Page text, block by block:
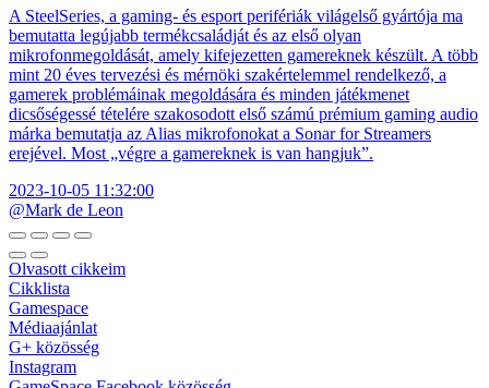
A SteelSeries, a gaming- és esport perifériák világelső gyártója ma
bemutatta legújabb termékcsaládját és az első olyan
mikrofonmegoldását, amely kifejezetten gamereknek készült. A több
mint 20 éves tervezési és mérnöki szakértelemmel rendelkező, a
gamerek problémáinak megoldására és minden játékmenet
dicsőségessé tételére szakosodott első számú prémium gaming audio
márka bemutatja az Alias mikrofonokat a Sonar for Streamers
erejével. Most „végre a gamereknek is van hangjuk”.
2023-10-05 11:32:00
@Mark de Leon
Olvasott cikkeim
Cikklista
Gamespace
Médiaajánlat
G+ közösség
Instagram